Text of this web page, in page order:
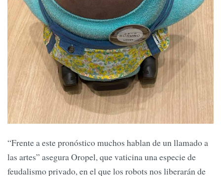
“Frente a este pronóstico muchos hablan de un llamado a
las artes” asegura Oropel, que vaticina una especie de
feudalismo privado, en el que los robots nos liberarán de